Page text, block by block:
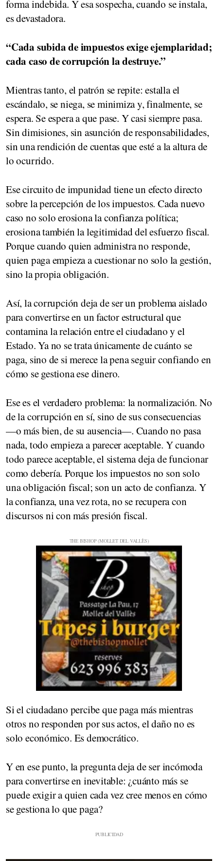
forma indebida. Y esa sospecha, cuando se instala,
es devastadora.
“Cada subida de impuestos exige ejemplaridad;
cada caso de corrupción la destruye.”
Mientras tanto, el patrón se repite: estalla el
escándalo, se niega, se minimiza y, finalmente, se
espera. Se espera a que pase. Y casi siempre pasa.
Sin dimisiones, sin asunción de responsabilidades,
sin una rendición de cuentas que esté a la altura de
lo ocurrido.
Ese circuito de impunidad tiene un efecto directo
sobre la percepción de los impuestos. Cada nuevo
caso no solo erosiona la confianza política;
erosiona también la legitimidad del esfuerzo fiscal.
Porque cuando quien administra no responde,
quien paga empieza a cuestionar no solo la gestión,
sino la propia obligación.
Así, la corrupción deja de ser un problema aislado
para convertirse en un factor estructural que
contamina la relación entre el ciudadano y el
Estado. Ya no se trata únicamente de cuánto se
paga, sino de si merece la pena seguir confiando en
cómo se gestiona ese dinero.
Ese es el verdadero problema: la normalización. No
de la corrupción en sí, sino de sus consecuencias
—o más bien, de su ausencia—. Cuando no pasa
nada, todo empieza a parecer aceptable. Y cuando
todo parece aceptable, el sistema deja de funcionar
como debería. Porque los impuestos no son solo
una obligación fiscal; son un acto de confianza. Y
la confianza, una vez rota, no se recupera con
discursos ni con más presión fiscal.
Si el ciudadano percibe que paga más mientras
otros no responden por sus actos, el daño no es
solo económico. Es democrático.
Y en ese punto, la pregunta deja de ser incómoda
para convertirse en inevitable: ¿cuánto más se
puede exigir a quien cada vez cree menos en cómo
se gestiona lo que paga?